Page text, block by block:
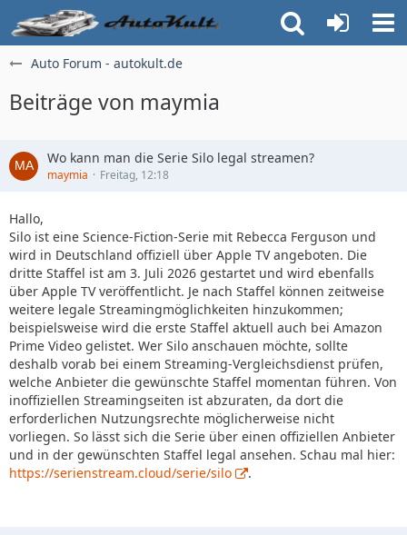
Auto Forum - autokult.de
Beiträge von maymia
Wo kann man die Serie Silo legal streamen?
maymia Freitag, 12:18
Hallo,
Silo ist eine Science-Fiction-Serie mit Rebecca Ferguson und
wird in Deutschland offiziell über Apple TV angeboten. Die
dritte Staffel ist am 3. Juli 2026 gestartet und wird ebenfalls
über Apple TV veröffentlicht. Je nach Staffel können zeitweise
weitere legale Streamingmöglichkeiten hinzukommen;
beispielsweise wird die erste Staffel aktuell auch bei Amazon
Prime Video gelistet. Wer Silo anschauen möchte, sollte
deshalb vorab bei einem Streaming-Vergleichsdienst prüfen,
welche Anbieter die gewünschte Staffel momentan führen. Von
inoffiziellen Streamingseiten ist abzuraten, da dort die
erforderlichen Nutzungsrechte möglicherweise nicht
vorliegen. So lässt sich die Serie über einen offiziellen Anbieter
und in der gewünschten Staffel legal ansehen. Schau mal hier:
https://serienstream.cloud/serie/silo
.